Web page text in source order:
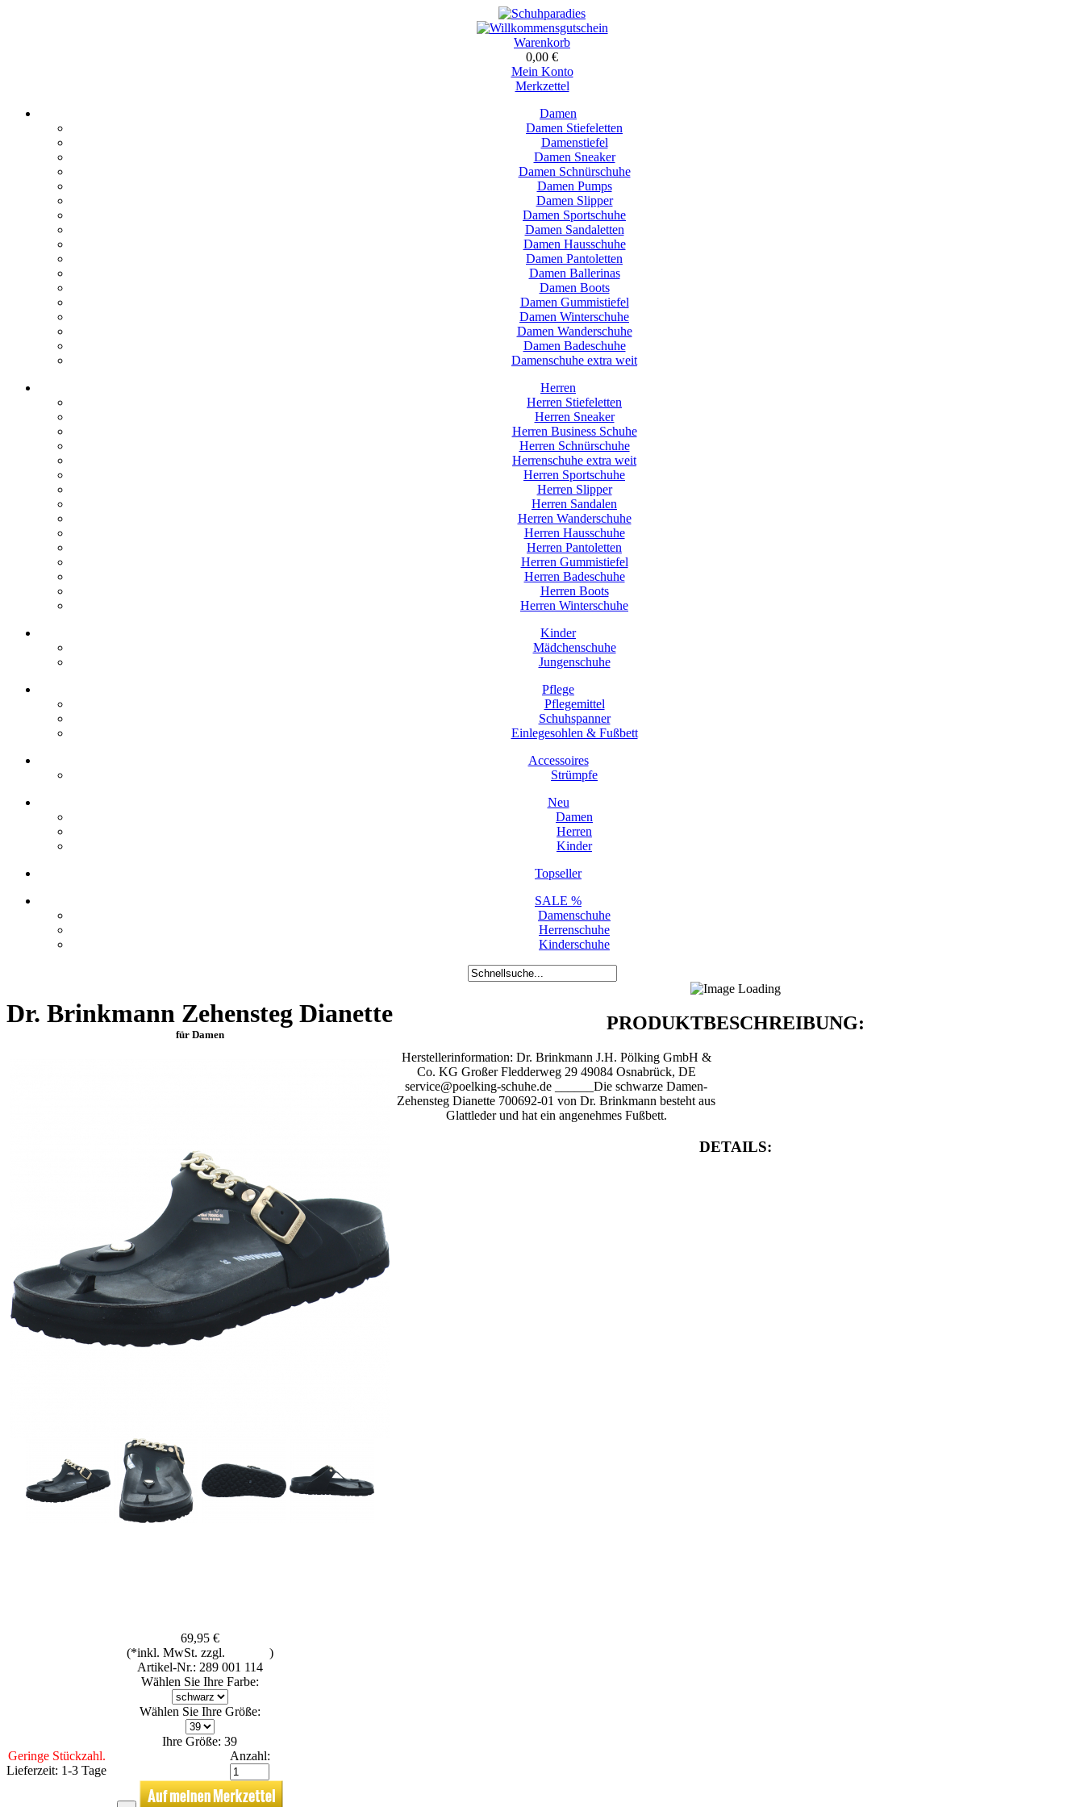
Warenkorb
0,00 €
Mein Konto
Merkzettel
Damen
Damen Stiefeletten
Damenstiefel
Damen Sneaker
Damen Schnürschuhe
Damen Pumps
Damen Slipper
Damen Sportschuhe
Damen Sandaletten
Damen Hausschuhe
Damen Pantoletten
Damen Ballerinas
Damen Boots
Damen Gummistiefel
Damen Winterschuhe
Damen Wanderschuhe
Damen Badeschuhe
Damenschuhe extra weit
Herren
Herren Stiefeletten
Herren Sneaker
Herren Business Schuhe
Herren Schnürschuhe
Herrenschuhe extra weit
Herren Sportschuhe
Herren Slipper
Herren Sandalen
Herren Wanderschuhe
Herren Hausschuhe
Herren Pantoletten
Herren Gummistiefel
Herren Badeschuhe
Herren Boots
Herren Winterschuhe
Kinder
Mädchenschuhe
Jungenschuhe
Pflege
Pflegemittel
Schuhspanner
Einlegesohlen & Fußbett
Accessoires
Strümpfe
Neu
Damen
Herren
Kinder
Topseller
SALE %
Damenschuhe
Herrenschuhe
Kinderschuhe
Dr. Brinkmann Zehensteg Dianette
für Damen
69,95 €
(*inkl. MwSt. zzgl.
)
Artikel-Nr.: 289 001 114
Wählen Sie Ihre Farbe:
Wählen Sie Ihre Größe:
Ihre Größe: 39
Geringe Stückzahl.
Lieferzeit: 1-3 Tage
Anzahl:
PRODUKTBESCHREIBUNG:
Herstellerinformation: Dr. Brinkmann J.H. Pölking GmbH &
Co. KG Großer Fledderweg 29 49084 Osnabrück, DE
service@poelking-schuhe.de ______Die schwarze Damen-
Zehensteg Dianette 700692-01 von Dr. Brinkmann besteht aus
Glattleder und hat ein angenehmes Fußbett.
DETAILS: